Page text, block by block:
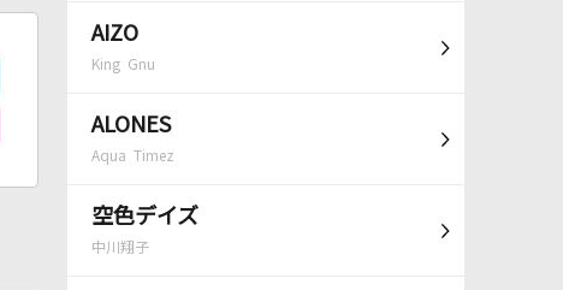
AIZO
King Gnu
ALONES
Aqua Timez
空色デイズ
中川翔子